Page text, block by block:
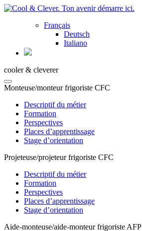
Français
Deutsch
Italiano
cooler & cleverer
Monteuse/monteur frigoriste CFC
Descriptif du métier
Formation
Perspectives
Places d’apprentissage
Stage d’orientation
Projeteuse/projeteur frigoriste CFC
Descriptif du métier
Formation
Perspectives
Places d’apprentissage
Stage d’orientation
Aide-monteuse/aide-monteur frigoriste AFP